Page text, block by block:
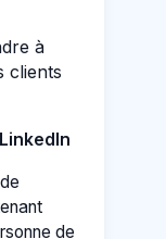
à
clients
de